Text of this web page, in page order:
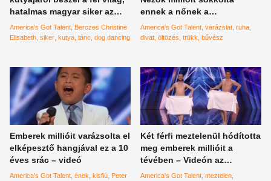
hatalmas magyar siker az
amerikai tévében
America's Got Talent Berczes Christine
Elisabeth siker kutya tánc dog dancing
ennek a nőnek a
produkciója! – videó
America's Got Talent varázslat ruha
divat öltözés trükk bűvész
Emberek millióit varázsolta el
elképesztő hangjával ez a 10
éves srác – videó
America's Got Talent ének kisfiú Peter
Két férfi meztelenül hódította
meg emberek millióit a
tévében – Videón az
elképesztő produkció
America's Got Talent meztelen